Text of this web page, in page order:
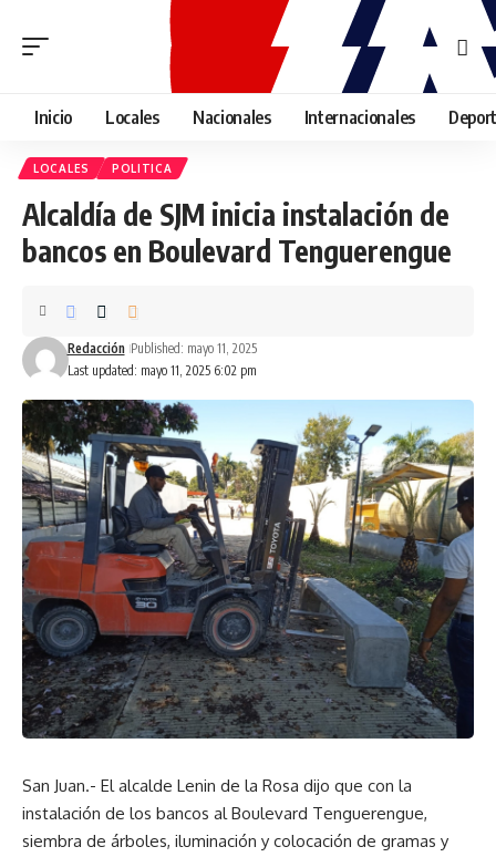
Inicio Locales Nacionales Internacionales
LOCALES POLITICA
Alcaldía de SJM inicia instalación de
bancos en Boulevard Tenguerengue
Last updated: mayo 11, 2025 6:02 pm
Redacción Published: mayo 11, 2025
San Juan.- El alcalde Lenin de la Rosa dijo que con la
instalación de los bancos al Boulevard Tenguerengue,
siembra de árboles, iluminación y colocación de gramas y